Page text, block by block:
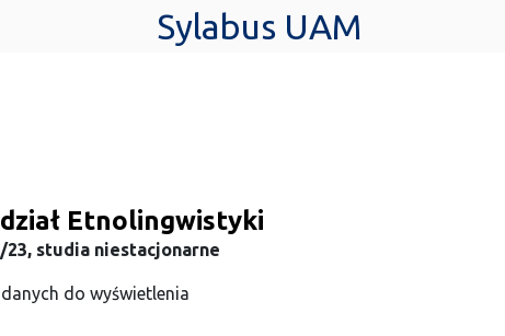
Sylabus UAM
Etnolingwistyki
23, studia niestacjonarne
do wyświetlenia